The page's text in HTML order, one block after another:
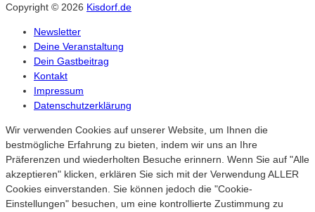
Copyright © 2026 Kisdorf.de
Newsletter
Deine Veranstaltung
Dein Gastbeitrag
Kontakt
Impressum
Datenschutzerklärung
Wir verwenden Cookies auf unserer Website, um Ihnen die
bestmögliche Erfahrung zu bieten, indem wir uns an Ihre
Präferenzen und wiederholten Besuche erinnern. Wenn Sie auf "Alle
akzeptieren" klicken, erklären Sie sich mit der Verwendung ALLER
Cookies einverstanden. Sie können jedoch die "Cookie-
Einstellungen" besuchen, um eine kontrollierte Zustimmung zu